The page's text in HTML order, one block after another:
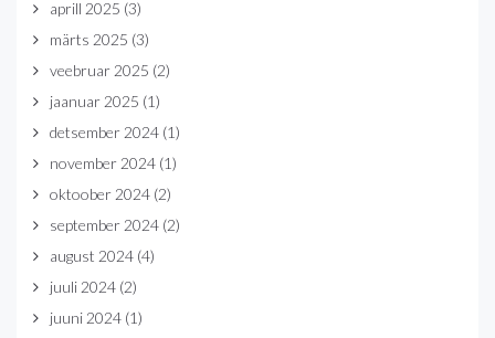
aprill 2025 (3)
märts 2025 (3)
veebruar 2025 (2)
jaanuar 2025 (1)
detsember 2024 (1)
november 2024 (1)
oktoober 2024 (2)
september 2024 (2)
august 2024 (4)
juuli 2024 (2)
juuni 2024 (1)